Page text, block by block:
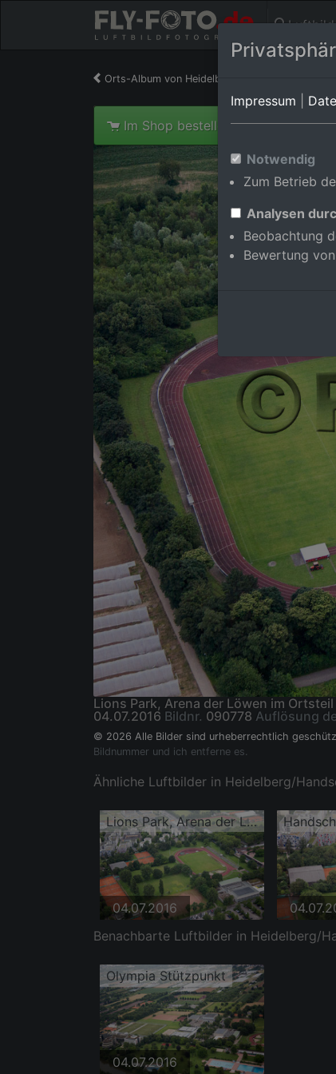
Orts-Album von Heidelberg/Handschuhsheimer
Im Shop bestellen
Lions Park, Arena der Löwen im
04.07.2016 Bildnr. 090778 Auflösung
© 2026 Alle Bilder sind urheberrechtlich
Bildnummer und ich entferne es.
Ähnliche Luftbilder in Heidelberg/
Lions Park, Arena der Löwen
04.07.2016
Benachbarte Luftbilder in Heidelberg/
Olympia Stützpunkt
04.07.2016
Impressum
Notwendig
Zum Betrieb
Analysen
Beobachtung
Bewertung